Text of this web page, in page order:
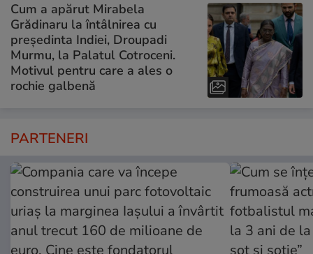
Cum a apărut Mirabela
Grădinaru la întâlnirea cu
președinta Indiei, Droupadi
Murmu, la Palatul Cotroceni.
Motivul pentru care a ales o
rochie galbenă
PARTENERI